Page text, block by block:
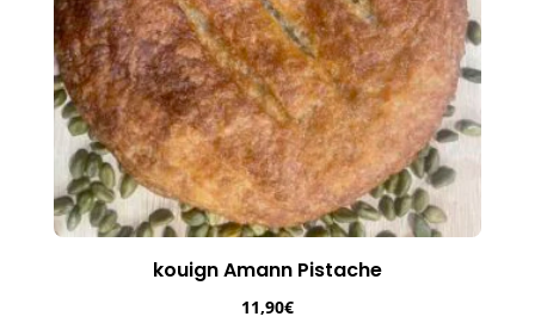
kouign Amann Pistache
11,90€